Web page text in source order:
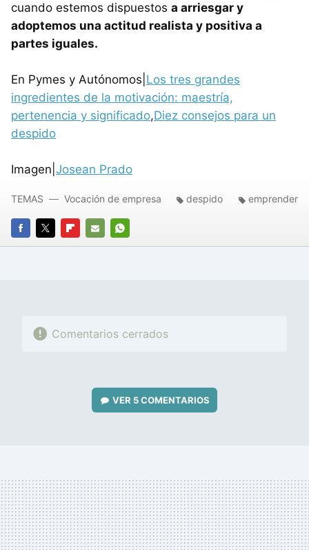
cuando estemos dispuestos a arriesgar y
adoptemos una actitud realista y positiva a
partes iguales.
En Pymes y Autónomos| Los tres grandes
ingredientes de la motivación: maestría,
pertenencia y significado,Diez consejos para un
despido
Imagen| Josean Prado
FACEBOOK
TWITTERFLIPBOARD
E-
WHATSAPP
TEMAS Vocación de empresa despido emprender
Comentarios cerrados
VER 5 COMENTARIOS